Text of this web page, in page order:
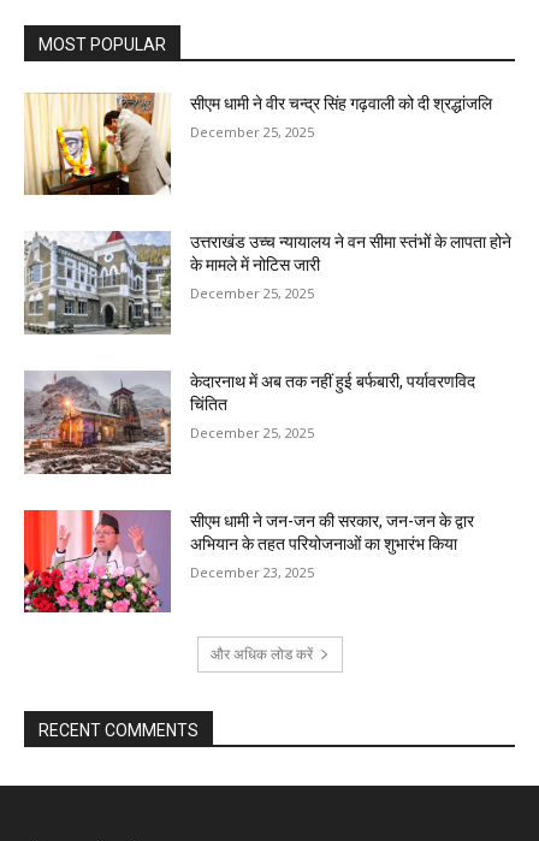
MOST POPULAR
सीएम धामी ने वीर चन्द्र सिंह गढ़वाली को दी श्रद्धांजलि
December 25, 2025
उत्तराखंड उच्च न्यायालय ने वन सीमा स्तंभों के लापता होने
के मामले में नोटिस जारी
December 25, 2025
केदारनाथ में अब तक नहीं हुई बर्फबारी, पर्यावरणविद
चिंतित
December 25, 2025
सीएम धामी ने जन-जन की सरकार, जन-जन के द्वार
अभियान के तहत परियोजनाओं का शुभारंभ किया
December 23, 2025
और अधिक लोड करें
RECENT COMMENTS